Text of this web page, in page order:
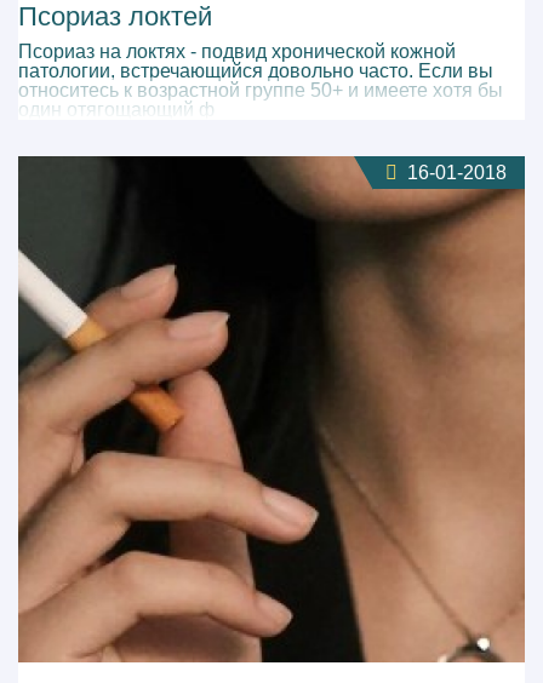
Псориаз локтей
Псориаз на локтях - подвид хронической кожной
патологии, встречающийся довольно часто. Если вы
относитесь к возрастной группе 50+ и имеете хотя бы
один отягощающий ф
16-01-2018